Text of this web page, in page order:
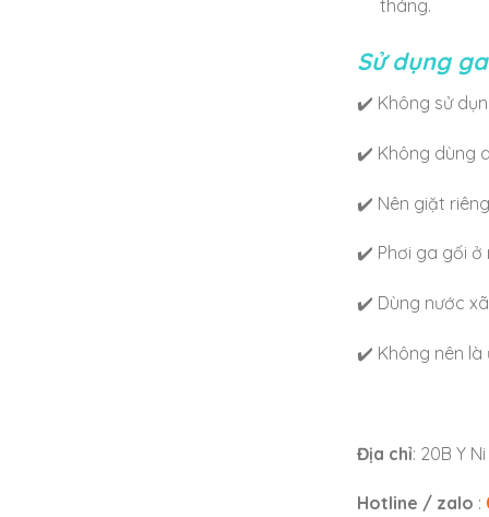
tháng.
Sử dụng
✔️ Không sử
✔️ Không dùng
✔️ Nên giặt
✔️ Phơi ga gối ở
✔️ Dùng nước
✔️ Không nên là
Địa chỉ: 20B Y
Hotline / zalo :